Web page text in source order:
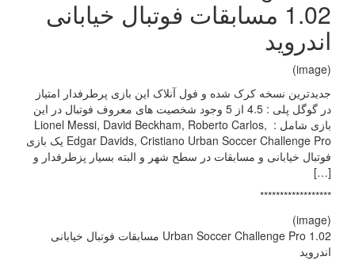
1.02 مسابقات فوتبال خیابانی
اندروید
(image)
جدیدترین نسخه کرک شده و فول آنلاک این بازی پرطرفدار امتیاز
در گوگل پلی : 4.5 از 5 وجود شخصیت های معروف فوتبال در این
بازی شامل : Lionel Messi, David Beckham, Roberto Carlos,
Edgar Davids, Cristiano Urban Soccer Challenge Pro یک بازی
فوتبال خیابانی و مسابقات در سطح شهر و البته بسیار پزطرفدار و
[…]
******************
(image)
Urban Soccer Challenge Pro 1.02 مسابقات فوتبال خیابانی
اندروید